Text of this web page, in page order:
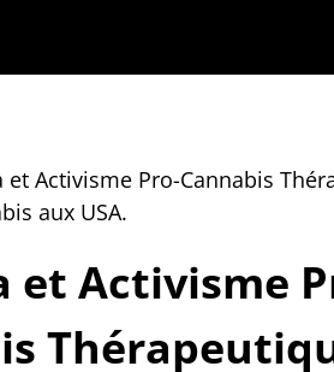
et Activisme Pro-Cannabis
aux USA.
et Activisme